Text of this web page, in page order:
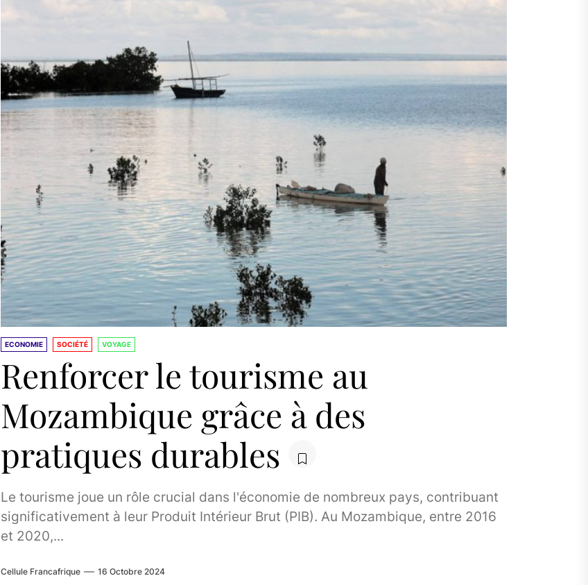
ECONOMIE SOCIÉTÉ VOYAGE
Renforcer le tourisme au
Mozambique grâce à des
pratiques durables
Le tourisme joue un rôle crucial dans l'économie de nombreux pays, contribuant
significativement à leur Produit Intérieur Brut (PIB). Au Mozambique, entre 2016
et 2020,...
Cellule Francafrique 16 Octobre 2024